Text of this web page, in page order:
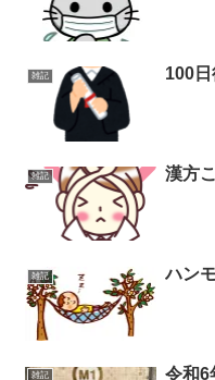
雑記 100
雑記 漢方
雑記 ハン
雑記 令和6